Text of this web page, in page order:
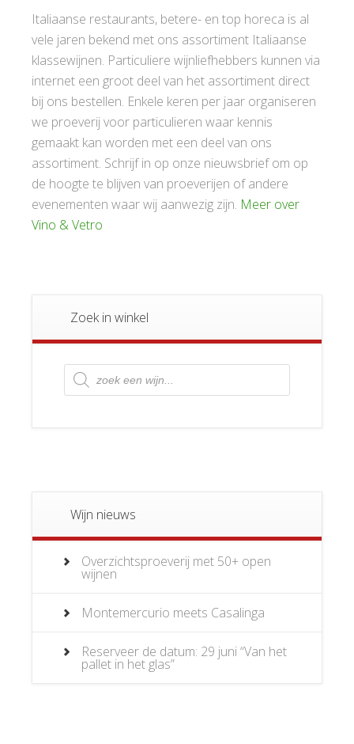
Italiaanse restaurants, betere- en top horeca is al
vele jaren bekend met ons assortiment Italiaanse
klassewijnen. Particuliere wijnliefhebbers kunnen via
internet een groot deel van het assortiment direct
bij ons bestellen. Enkele keren per jaar organiseren
we proeverij voor particulieren waar kennis
gemaakt kan worden met een deel van ons
assortiment. Schrijf in op onze nieuwsbrief om op
de hoogte te blijven van proeverijen of andere
evenementen waar wij aanwezig zijn. Meer over
Vino & Vetro
Zoek in winkel
Producten
zoeken
Wijn nieuws
Overzichtsproeverij met 50+ open
wijnen
Montemercurio meets Casalinga
Reserveer de datum: 29 juni “Van het
pallet in het glas”